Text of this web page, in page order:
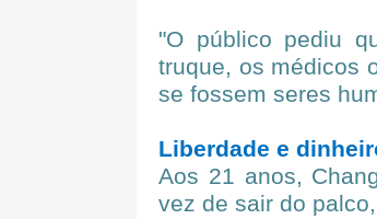
"O público pediu
truque, os médicos
se fossem seres
Liberdade e
Aos 21 anos,
vez de sair do